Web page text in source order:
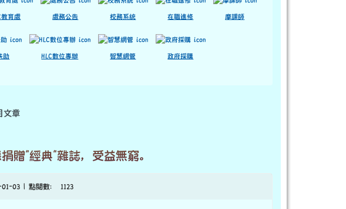
教育處 處務公告 校務系統 在職進修 摩課師
助 HLC數位專辦 智慧網管 政府採購
文章
贈"經典"雜誌，受益無窮。
03 | 點閱數： 1123